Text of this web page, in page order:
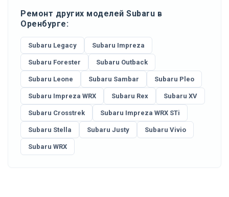
Ремонт других моделей Subaru в
Оренбурге:
Subaru Legacy Subaru Impreza
Subaru Forester Subaru Outback
Subaru Leone Subaru Sambar Subaru Pleo
Subaru Impreza WRX Subaru Rex Subaru XV
Subaru Crosstrek Subaru Impreza WRX STi
Subaru Stella Subaru Justy Subaru Vivio
Subaru WRX